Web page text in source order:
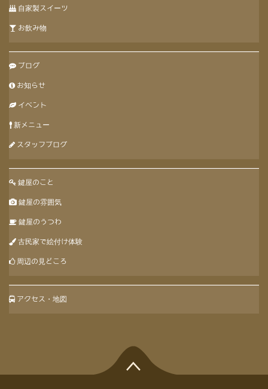
自家製スイーツ
お飲み物
ブログ
お知らせ
イベント
新メニュー
スタッフブログ
鍵屋のこと
鍵屋の雰囲気
鍵屋のうつわ
古民家で絵付け体験
周辺の見どころ
アクセス・地図